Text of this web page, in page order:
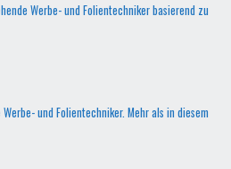
Werbe- und Folientechniker basierend zu
und Folientechniker. Mehr als in diesem